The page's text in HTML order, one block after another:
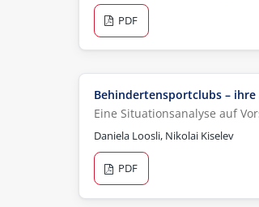
PDF
Behindertensportclubs –
Eine Situationsanalyse auf
Daniela Loosli, Nikolai Kiselev
PDF